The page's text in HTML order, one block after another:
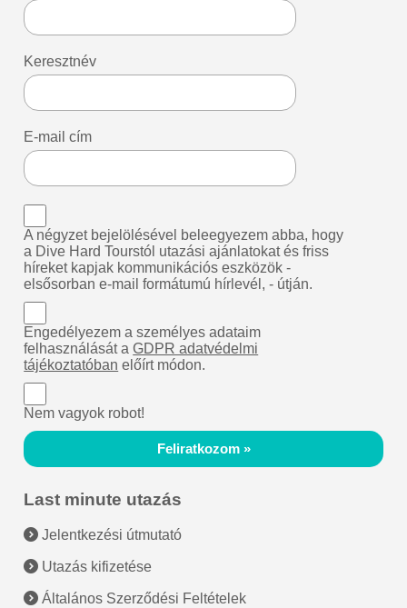
Keresztnév
E-mail cím
A négyzet bejelölésével beleegyezem abba, hogy
a Dive Hard Tourstól utazási ajánlatokat és friss
híreket kapjak kommunikációs eszközök -
elsősorban e-mail formátumú hírlevél, - útján.
Engedélyezem a személyes adataim
felhasználását aGDPR adatvédelmi
tájékoztatóban előírt módon.
Nem vagyok robot!
Feliratkozom »
Last minute utazás
Jelentkezési útmutató
Utazás kifizetése
Általános Szerződési Feltételek